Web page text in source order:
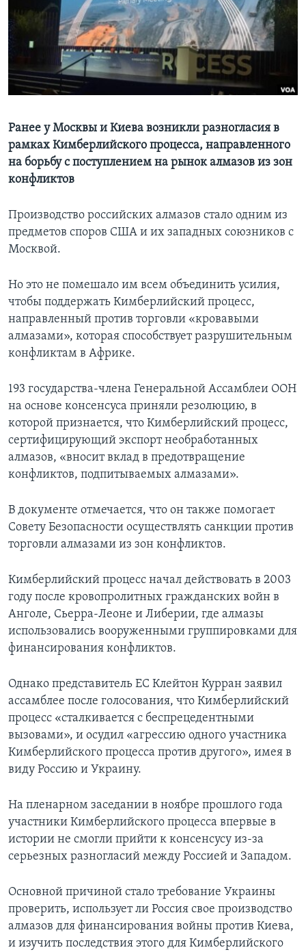
Learning English
СОЦИАЛЬНЫЕ СЕТИ
Языки
Ранее у Москвы и Киева возникли разногласия в
рамках Кимберлийского процесса, направленного
на борьбу с поступлением на рынок алмазов из зон
конфликтов
Производство российских алмазов стало одним из
предметов споров США и их западных союзников с
Москвой.
Но это не помешало им всем объединить усилия,
чтобы поддержать Кимберлийский процесс,
направленный против торговли «кровавыми
алмазами», которая способствует разрушительным
конфликтам в Африке.
193 государства-члена Генеральной Ассамблеи ООН
на основе консенсуса приняли резолюцию, в
которой признается, что Кимберлийский процесс,
сертифицирующий экспорт необработанных
алмазов, «вносит вклад в предотвращение
конфликтов, подпитываемых алмазами».
В документе отмечается, что он также помогает
Совету Безопасности осуществлять санкции против
торговли алмазами из зон конфликтов.
Кимберлийский процесс начал действовать в 2003
году после кровопролитных гражданских войн в
Анголе, Сьерра-Леоне и Либерии, где алмазы
использовались вооруженными группировками для
финансирования конфликтов.
Однако представитель ЕС Клейтон Курран заявил
ассамблее после голосования, что Кимберлийский
процесс «сталкивается с беспрецедентными
вызовами», и осудил «агрессию одного участника
Кимберлийского процесса против другого», имея в
виду Россию и Украину.
На пленарном заседании в ноябре прошлого года
участники Кимберлийского процесса впервые в
истории не смогли прийти к консенсусу из-за
серьезных разногласий между Россией и Западом.
Основной причиной стало требование Украины
проверить, использует ли Россия свое производство
алмазов для финансирования войны против Киева,
и изучить последствия этого для Кимберлийского